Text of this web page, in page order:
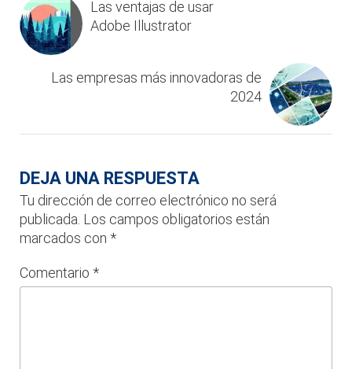
Las ventajas de usar
Adobe Illustrator
Las empresas más innovadoras de
2024
DEJA UNA RESPUESTA
Tu dirección de correo electrónico no será
publicada. Los campos obligatorios están
marcados con *
Comentario *